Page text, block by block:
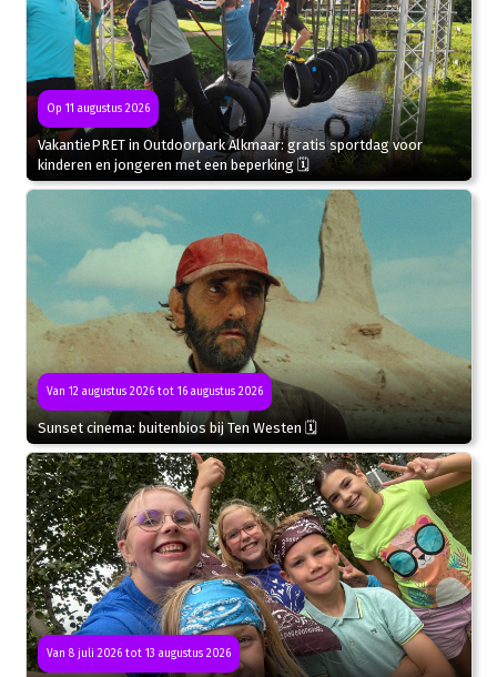
Op 11 augustus 2026
VakantiePRET in Outdoorpark Alkmaar: gratis sportdag voor
kinderen en jongeren met een beperking 🗓
Van 12 augustus 2026 tot 16 augustus 2026
Sunset cinema: buitenbios bij Ten Westen 🗓
Van 8 juli 2026 tot 13 augustus 2026